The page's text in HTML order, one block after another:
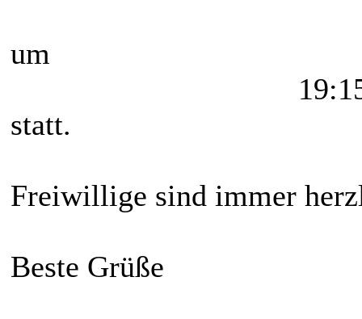
um
statt.
Freiwillige sind immer
Beste Grüße